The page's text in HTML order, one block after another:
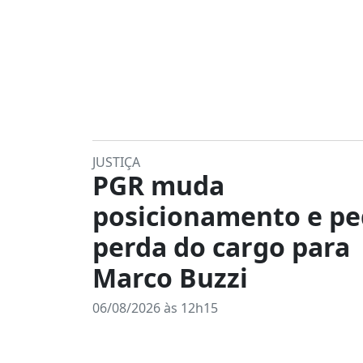
JUSTIÇA
PGR muda
posicionamento e
perda do cargo para
Marco Buzzi
06/08/2026 às 12h15